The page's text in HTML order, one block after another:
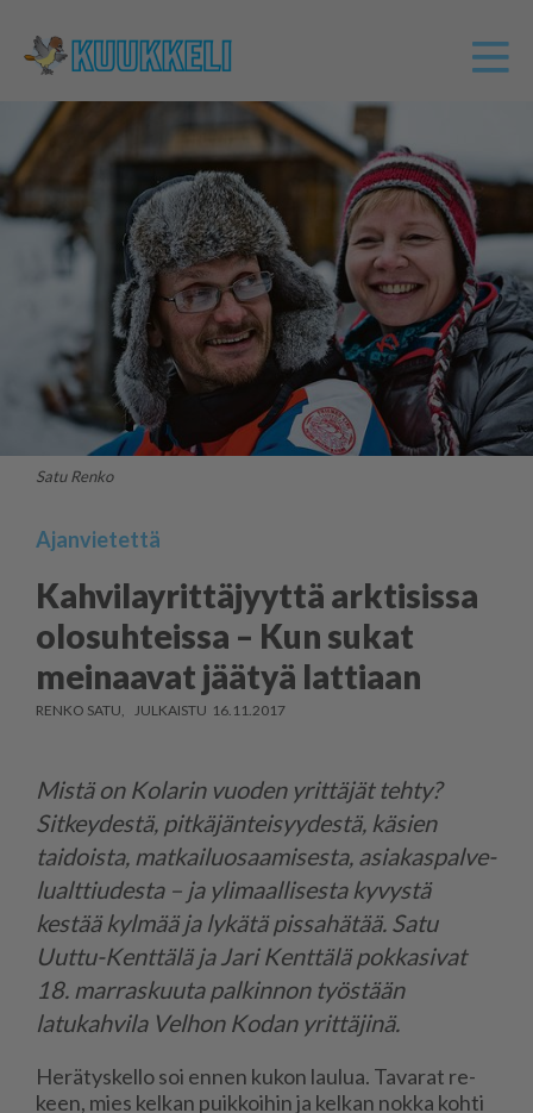
Satu Renko
Ajanvietettä
Kahvila­y­rit­tä­jyyttä arktisissa
olosuhteissa – Kun sukat
meinaavat jäätyä lattiaan
RENKO SATU 16.11.2017
Mistä on Kolarin vuoden yrittäjät tehty?
Sitkeydestä, pitkäjän­tei­syydestä, käsien
taidoista, matkai­luo­saa­misesta, asiakas­pal­ve­
lu­alt­tiudesta – ja ylimaallisesta kyvystä
kestää kylmää ja lykätä pissahätää. Satu
Uuttu-Kenttälä ja Jari Kenttälä pokkasivat
18. marraskuuta palkinnon työstään
latukahvila Velhon Kodan yrittäjinä.
He­rä­tys­kel­lo soi en­nen ku­kon lau­lua. Ta­va­rat re­
keen, mies kel­kan puik­koi­hin ja kel­kan nok­ka koh­ti